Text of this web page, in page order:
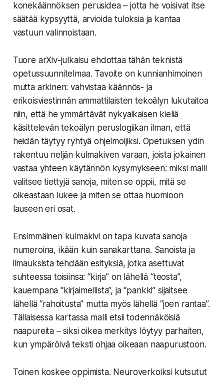
konekäännöksen perusidea – jotta he voisivat itse
säätää kypsyyttä, arvioida tuloksia ja kantaa
vastuun valinnoistaan.
Tuore arXiv-julkaisu ehdottaa tähän teknistä
opetussuunnitelmaa. Tavoite on kunnianhimoinen
mutta arkinen: vahvistaa käännös- ja
erikoisviestinnän ammattilaisten tekoälyn lukutaitoa
niin, että he ymmärtävät nykyaikaisen kieliä
käsittelevän tekoälyn peruslogiikan ilman, että
heidän täytyy ryhtyä ohjelmoijiksi. Opetuksen ydin
rakentuu neljän kulmakiven varaan, joista jokainen
vastaa yhteen käytännön kysymykseen: miksi malli
valitsee tiettyjä sanoja, miten se oppii, mitä se
oikeastaan lukee ja miten se ottaa huomioon
lauseen eri osat.
Ensimmäinen kulmakivi on tapa kuvata sanoja
numeroina, ikään kuin sanakarttana. Sanoista ja
ilmauksista tehdään esityksiä, jotka asettuvat
suhteessa toisiinsa: “kirja” on lähellä “teosta”,
kauempana “kirjaimellista”, ja “pankki” sijaitsee
lähellä “rahoitusta” mutta myös lähellä “joen rantaa”.
Tällaisessa kartassa malli etsii todennäköisiä
naapureita – siksi oikea merkitys löytyy parhaiten,
kun ympäröivä teksti ohjaa oikeaan naapurustoon.
Toinen koskee oppimista. Neuroverkoiksi kutsutut